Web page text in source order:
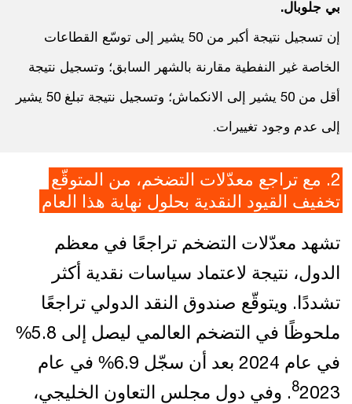
بي جلوبال.
إن تسجيل نتيجة أكبر من 50 يشير إلى توسّع القطاعات
الخاصة غير النفطية مقارنة بالشهر السابق؛ وتسجيل نتيجة
أقل من 50 يشير إلى الانكماش؛ وتسجيل نتيجة تبلغ 50 يشير
إلى عدم وجود تغييرات.
2. مع تراجع معدّلات التضخم، من المتوقّع
تخفيف القيود النقدية بحلول نهاية هذا العام
تشهد معدّلات التضخم تراجعًا في معظم
الدول، نتيجة لاعتماد سياسات نقدية أكثر
تشددًا. ويتوقّع صندوق النقد الدولي تراجعًا
ملحوظًا في التضخم العالمي ليصل إلى 5.8%
في عام 2024 بعد أن سجّل 6.9% في عام
82023. وفي دول مجلس التعاون الخليجي،